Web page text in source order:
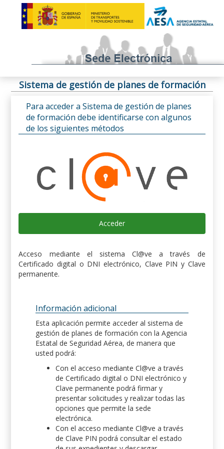
Sistema de gestión de planes de formación
Para acceder a Sistema de gestión de planes
de formación debe identificarse con algunos
de los siguientes métodos
Acceder
Acceso mediante el sistema Cl@ve a través de
Certificado digital o DNI electrónico, Clave PIN y Clave
permanente.
Información adicional
Esta aplicación permite acceder al sistema de
gestión de planes de formación con la Agencia
Estatal de Seguridad Aérea, de manera que
usted podrá:
Con el acceso mediante Cl@ve a través
de Certificado digital o DNI electrónico y
Clave permanente podrá firmar y
presentar solicitudes y realizar todas las
opciones que permite la sede
electrónica.
Con el acceso mediante Cl@ve a través
de Clave PIN podrá consultar el estado